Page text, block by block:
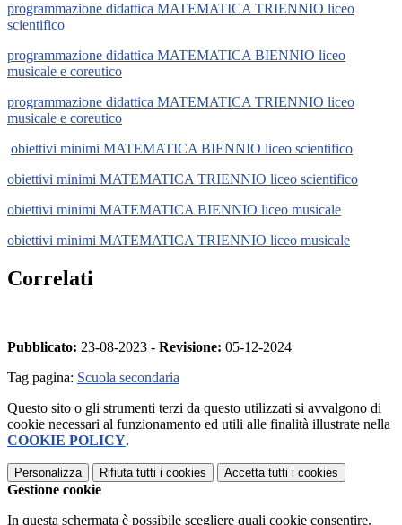
programmazione didattica MATEMATICA TRIENNIO liceo
scientifico
programmazione didattica MATEMATICA BIENNIO liceo
musicale e coreutico
programmazione didattica MATEMATICA TRIENNIO liceo
musicale e coreutico
obiettivi minimi MATEMATICA BIENNIO liceo scientifico
obiettivi minimi MATEMATICA TRIENNIO liceo scientifico
obiettivi minimi MATEMATICA BIENNIO liceo musicale
obiettivi minimi MATEMATICA TRIENNIO liceo musicale
Correlati
Pubblicato: 23-08-2023 - Revisione: 05-12-2024
Tag pagina: Scuola secondaria
Questo sito o gli strumenti terzi da questo utilizzati si avvalgono di
cookie necessari al funzionamento ed utili alle finalità illustrate nella
COOKIE POLICY.
Personalizza Rifiuta tutti i cookies Accetta tutti i cookies
Gestione cookie
In questa schermata è possibile scegliere quali cookie consentire.